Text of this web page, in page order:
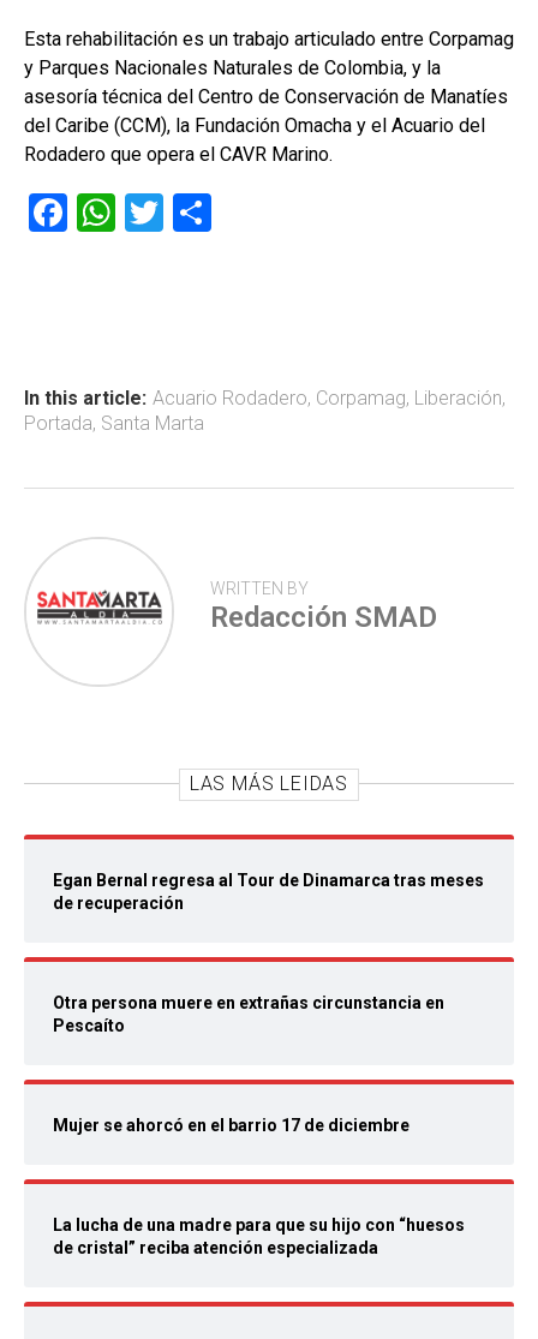
Esta rehabilitación es un trabajo articulado entre Corpamag
y Parques Nacionales Naturales de Colombia, y la
asesoría técnica del Centro de Conservación de Manatíes
del Caribe (CCM), la Fundación Omacha y el Acuario del
Rodadero que opera el CAVR Marino.
F
ok
W
p
p
T
tir
In this article: Acuario Rodadero, Corpamag, Liberación,
Portada, Santa Marta
WRITTEN BY
Redacción SMAD
LAS MÁS LEIDAS
Egan Bernal regresa al Tour de Dinamarca tras meses
de recuperación
Otra persona muere en extrañas circunstancia en
Pescaíto
Mujer se ahorcó en el barrio 17 de diciembre
La lucha de una madre para que su hijo con “huesos
de cristal” reciba atención especializada